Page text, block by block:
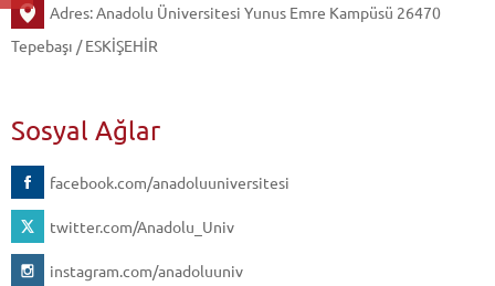
Adres: Anadolu Üniversitesi Yunus Emre Kampüsü 26470
Tepebaşı / ESKİŞEHİR
Sosyal Ağlar
facebook.com/anadoluuniversitesi
twitter.com/Anadolu_Univ
instagram.com/anadoluuniv